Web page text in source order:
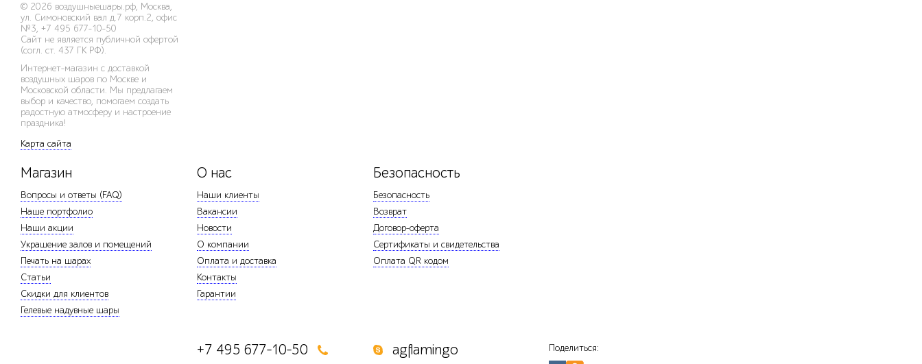
© 2026 воздушныешары.рф, Москва,
ул. Симоновский вал д.7 корп.2, офис
№3, +7 495 677-10-50
Сайт не является публичной офертой
(согл. ст. 437 ГК РФ).
Интернет-магазин с доставкой
воздушных шаров по Москве и
Московской области. Мы предлагаем
выбор и качество, помогаем создать
радостную атмосферу и настроение
праздника!
Карта сайта
Магазин
Вопросы и ответы (FAQ)
Наше портфолио
Наши акции
Украшение залов и помещений
Печать на шарах
Статьи
Скидки для клиентов
Гелевые надувные шары
О нас
Наши клиенты
Вакансии
Новости
О компании
Оплата и доставка
Контакты
Гарантии
Безопасность
Безопасность
Возврат
Договор-оферта
Сертификаты и свидетельства
Оплата QR кодом
+7 495 677-10-50
agflamingo
Поделиться: